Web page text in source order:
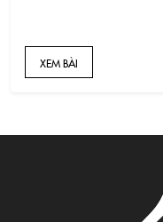
XEM BÀI